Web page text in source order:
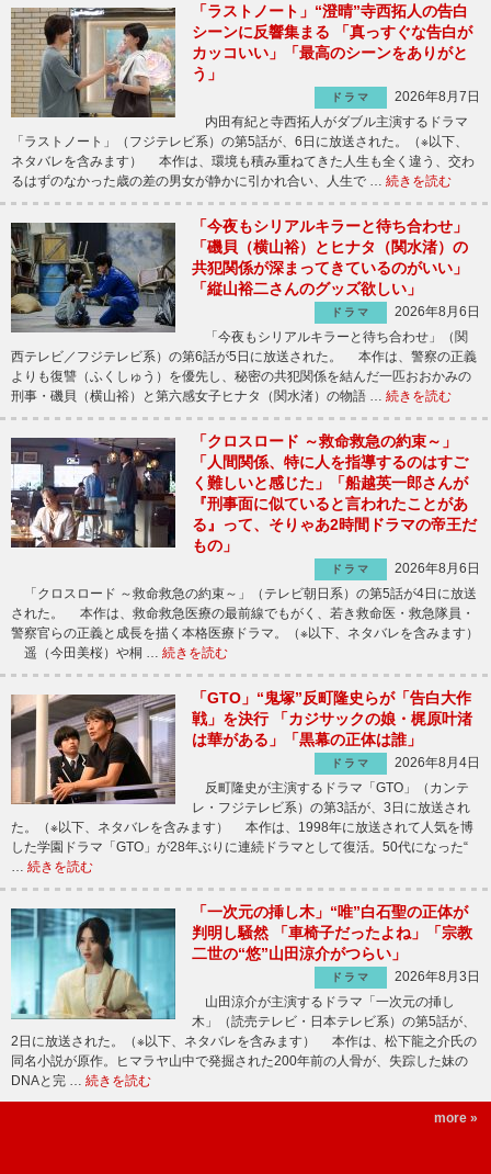
「ラストノート」“澄晴”寺西拓人の告白
シーンに反響集まる 「真っすぐな告白が
カッコいい」「最高のシーンをありがと
う」
ドラマ
2026年8月7日
内田有紀と寺西拓人がダブル主演するドラマ
「ラストノート」（フジテレビ系）の第5話が、6日に放送された。（※以下、
ネタバレを含みます） 本作は、環境も積み重ねてきた人生も全く違う、交わ
るはずのなかった歳の差の男女が静かに引かれ合い、人生で … 続きを読む
「今夜もシリアルキラーと待ち合わせ」
「磯貝（横山裕）とヒナタ（関水渚）の
共犯関係が深まってきているのがいい」
「縦山裕二さんのグッズ欲しい」
ドラマ
2026年8月6日
「今夜もシリアルキラーと待ち合わせ」（関
西テレビ／フジテレビ系）の第6話が5日に放送された。 本作は、警察の正義
よりも復讐（ふくしゅう）を優先し、秘密の共犯関係を結んだ一匹おおかみの
刑事・磯貝（横山裕）と第六感女子ヒナタ（関水渚）の物語 … 続きを読む
「クロスロード ～救命救急の約束～」
「人間関係、特に人を指導するのはすご
く難しいと感じた」「船越英一郎さんが
『刑事面に似ていると言われたことがあ
る』って、そりゃあ2時間ドラマの帝王だ
もの」
ドラマ
2026年8月6日
「クロスロード ～救命救急の約束～」（テレビ朝日系）の第5話が4日に放送
された。 本作は、救命救急医療の最前線でもがく、若き救命医・救急隊員・
警察官らの正義と成長を描く本格医療ドラマ。（※以下、ネタバレを含みます）
遥（今田美桜）や桐 … 続きを読む
「GTO」“鬼塚”反町隆史らが「告白大作
戦」を決行 「カジサックの娘・梶原叶渚
は華がある」「黒幕の正体は誰」
ドラマ
2026年8月4日
反町隆史が主演するドラマ「GTO」（カンテ
レ・フジテレビ系）の第3話が、3日に放送され
た。（※以下、ネタバレを含みます） 本作は、1998年に放送されて人気を博
した学園ドラマ「GTO」が28年ぶりに連続ドラマとして復活。50代になった“
続きを読む
「一次元の挿し木」“唯”白石聖の正体が
判明し騒然 「車椅子だったよね」「宗教
二世の“悠”山田涼介がつらい」
ドラマ
2026年8月3日
山田涼介が主演するドラマ「一次元の挿し
木」（読売テレビ・日本テレビ系）の第5話が、
2日に放送された。（※以下、ネタバレを含みます） 本作は、松下龍之介氏の
同名小説が原作。ヒマラヤ山中で発掘された200年前の人骨が、失踪した妹の
DNAと完 … 続きを読む
more »